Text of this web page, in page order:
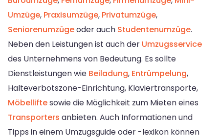
Umzüge, Praxisumzüge, Privatumzüge,
Seniorenumzügeoder auch Studentenumzüge.
Neben den Leistungen ist auch der Umzugsservice
des Unternehmens von Bedeutung. Es sollte
Dienstleistungen wie Beiladung, Entrümpelung,
Halteverbotszone-Einrichtung, Klaviertransporte,
Möbelliftesowie die Möglichkeit zum Mieten eines
Transporters anbieten. Auch Informationen und
Tipps in einem Umzugsguide oder -lexikon können